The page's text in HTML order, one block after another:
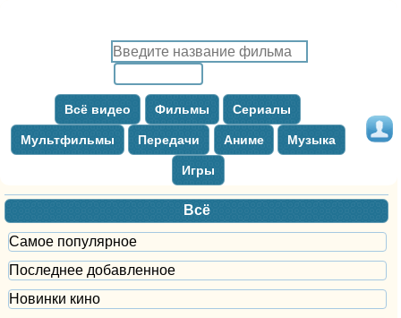
Всё видео Фильмы Сериалы
Мультфильмы Передачи Аниме Музыка
Игры
Всё
Самое популярное
Последнее добавленное
Новинки кино